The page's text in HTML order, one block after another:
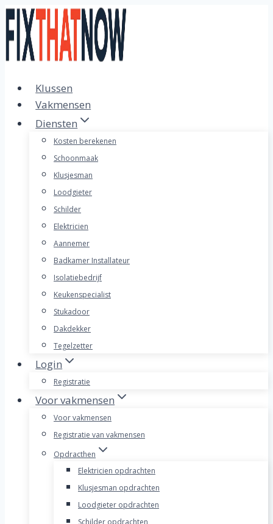
Doorgaan
naar
inhoud
Klussen
Vakmensen
Diensten
Kosten berekenen
Schoonmaak
Klusjesman
Loodgieter
Schilder
Elektricien
Aannemer
Badkamer Installateur
Isolatiebedrijf
Keukenspecialist
Stukadoor
Dakdekker
Tegelzetter
Login
Registratie
Voor vakmensen
Voor vakmensen
Registratie van vakmensen
Opdracthen
Elektricien opdrachten
Klusjesman opdrachten
Loodgieter opdrachten
Schilder opdrachten